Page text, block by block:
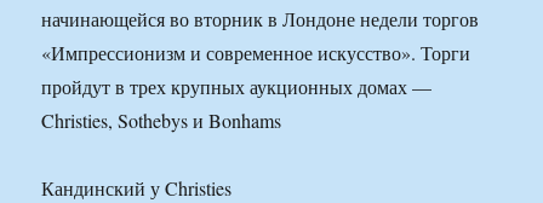
начинающейся во вторник в Лондоне недели торгов
«Импрессионизм и современное искусство». Торги
пройдут в трех крупных аукционных домах —
Christies, Sothebys и Bonhams
Кандинский у Christies